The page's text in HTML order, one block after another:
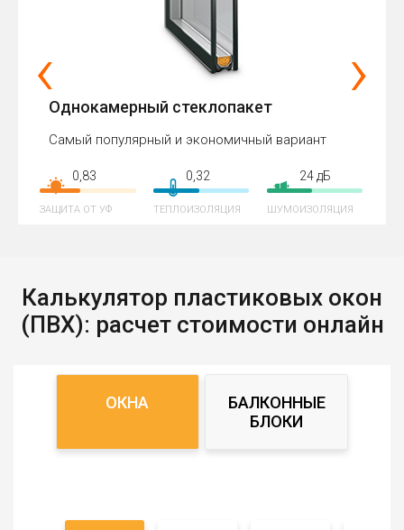
Однокамерный стеклопакет
Самый популярный и экономичный вариант
0,83
ЗАЩИТА ОТ УФ
0,32
ТЕПЛОИЗОЛЯЦИЯ
24 дБ
ШУМОИЗОЛЯЦИЯ
‹ ›
Калькулятор пластиковых окон
(ПВХ): расчет стоимости онлайн
ОКНА
БАЛКОННЫЕ
БЛОКИ